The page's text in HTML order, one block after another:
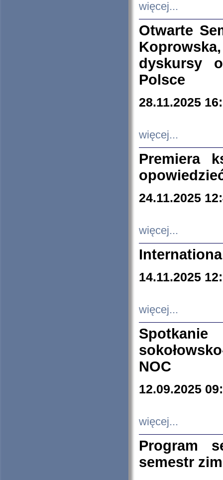
więcej...
Otwarte
dyskursy
Polsce
28.11.2025
więcej...
Premiera
24.11.2025
więcej...
14.11.2025
więcej...
NOC
12.09.2025
więcej...
Program
semestr